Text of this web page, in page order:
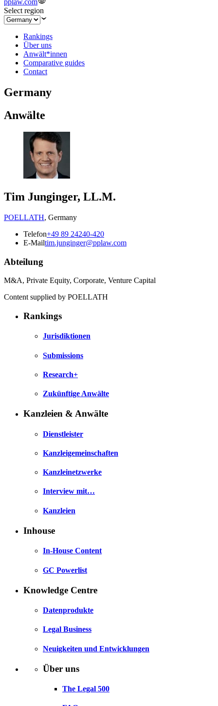
pplaw.com
Select region
Rankings
Über uns
Anwält*innen
Comparative guides
Contact
Germany
Anwälte
Tim Junginger, LL.M.
POELLATH, Germany
Telefon+49 89 24240-420
E-Mailtim.junginger@pplaw.com
Abteilung
M&A, Private Equity, Corporate, Venture Capital
Content supplied by POELLATH
Rankings
Jurisdiktionen
Submissions
Research+
Zukünftige Anwälte
Kanzleien & Anwälte
Dienstleister
Kanzleigemeinschaften
Kanzleinetzwerke
Interview mit…
Kanzleien
Inhouse
In-House Content
GC Powerlist
Knowledge Centre
Datenprodukte
Legal Business
Neuigkeiten und Entwicklungen
Über uns
The Legal 500